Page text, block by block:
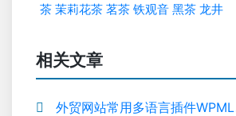
茶 茉莉花茶 茗茶 铁观音 黑茶 龙井
相关文章
外贸网站常用多语言插件